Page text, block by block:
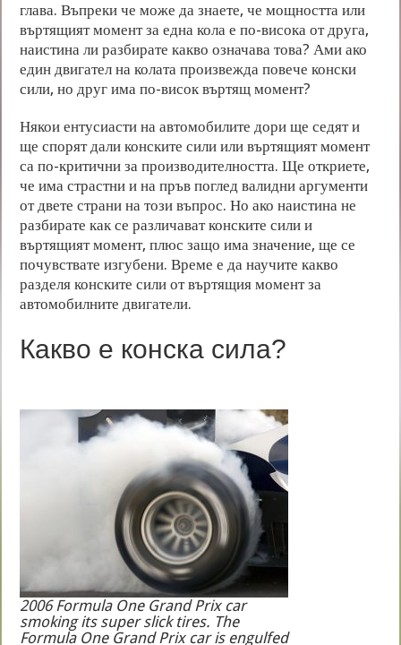
глава. Въпреки че може да знаете, че мощността или
въртящият момент за една кола е по-висока от друга,
наистина ли разбирате какво означава това? Ами ако
един двигател на колата произвежда повече конски
сили, но друг има по-висок въртящ момент?
Някои ентусиасти на автомобилите дори ще седят и
ще спорят дали конските сили или въртящият момент
са по-критични за производителността. Ще откриете,
че има страстни и на пръв поглед валидни аргументи
от двете страни на този въпрос. Но ако наистина не
разбирате как се различават конските сили и
въртящият момент, плюс защо има значение, ще се
почувствате изгубени. Време е да научите какво
разделя конските сили от въртящия момент за
автомобилните двигатели.
Какво е конска сила?
2006 Formula One Grand Prix car
smoking its super slick tires. The
Formula One Grand Prix car is engulfed